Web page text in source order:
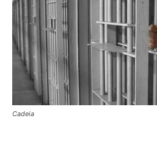
Cadeia